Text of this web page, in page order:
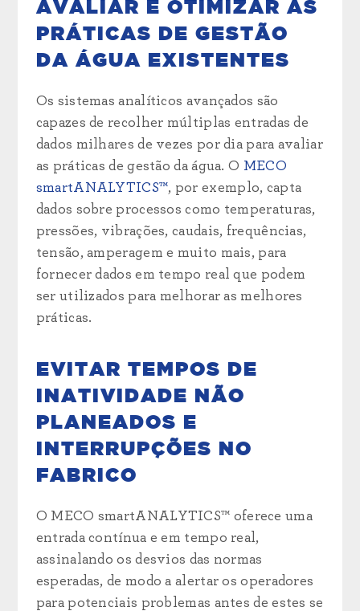
AVALIAR E OTIMIZAR AS
PRÁTICAS DE GESTÃO
DA ÁGUA EXISTENTES
Os sistemas analíticos avançados são
capazes de recolher múltiplas entradas de
dados milhares de vezes por dia para avaliar
as práticas de gestão da água. O MECO
smartANALYTICS™, por exemplo, capta
dados sobre processos como temperaturas,
pressões, vibrações, caudais, frequências,
tensão, amperagem e muito mais, para
fornecer dados em tempo real que podem
ser utilizados para melhorar as melhores
práticas.
EVITAR TEMPOS DE
INATIVIDADE NÃO
PLANEADOS E
INTERRUPÇÕES NO
FABRICO
O MECO smartANALYTICS™ oferece uma
entrada contínua e em tempo real,
assinalando os desvios das normas
esperadas, de modo a alertar os operadores
para potenciais problemas antes de estes se